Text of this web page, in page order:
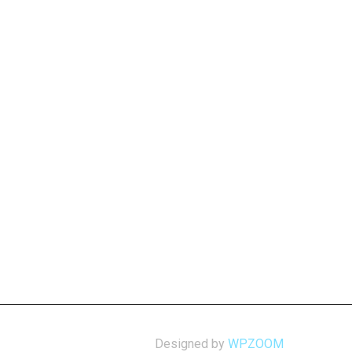
Designed by WPZOOM